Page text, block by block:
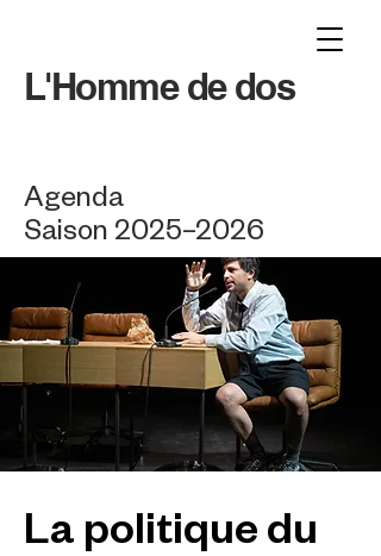
L'Homme de dos
Agenda
Saison 2025–2026
La politique du